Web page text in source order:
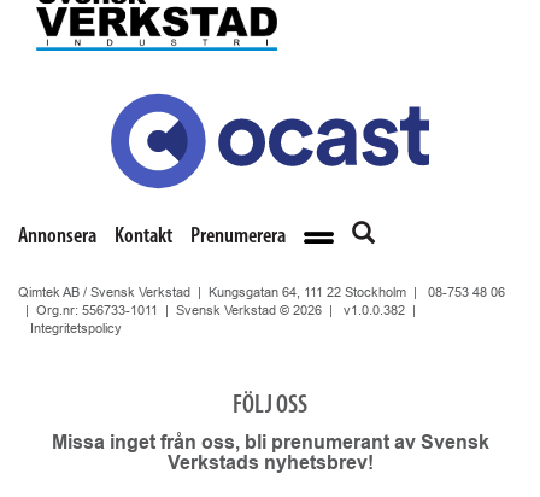
Annonsera Kontakt Prenumerera
Qimtek AB / Svensk Verkstad | Kungsgatan 64, 111 22 Stockholm | 08-753 48 06
| Org.nr: 556733-1011 | Svensk Verkstad © 2026 | v1.0.0.382
Integritetspolicy
FÖLJ OSS
Missa inget från oss, bli prenumerant av Svensk
Verkstads nyhetsbrev!